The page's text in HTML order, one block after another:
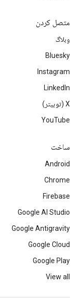
متصل کردن
وبلاگ
Bluesky
Instagram
LinkedIn
‫X (توییتر)
YouTube
ساخت
Android
Chrome
Firebase
Google AI Studio
Google Antigravity
Google Cloud
Google Play
View all